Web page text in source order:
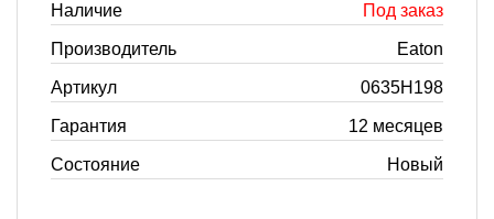
Наличие Под заказ
Производитель Eaton
Артикул 0635H198
Гарантия 12 месяцев
Состояние Новый